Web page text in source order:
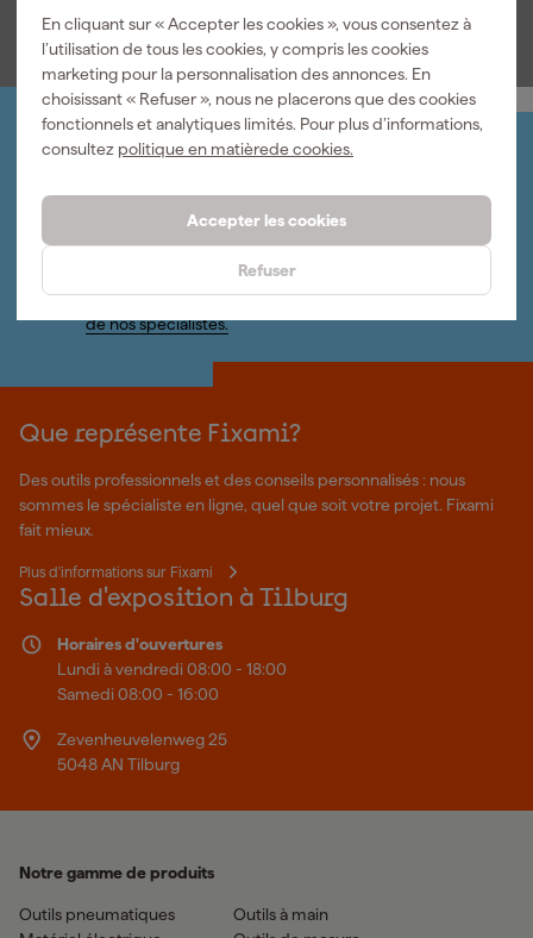
En cliquant sur « Accepter les cookies », vous consentez à
l’utilisation de tous les cookies, y compris les cookies
marketing pour la personnalisation des annonces. En
choisissant « Refuser », nous ne placerons que des cookies
fonctionnels et analytiques limités. Pour plus d’informations,
consultez politique en matièrede cookies.
Accepter les cookies
Refuser
TTC TTC TTC
Organisez-le vous-même
factures.
Abonnez-vous à la newsletter hebdomadaire
Nous sommes heureux de vous aider
Nous nous ferons un plaisir de vous aider. Contactez l'un
de nos spécialistes.
Que représente Fixami?
Des outils professionnels et des conseils personnalisés : nous
sommes le spécialiste en ligne, quel que soit votre projet. Fixami
fait mieux.
Plus d'informations sur Fixami
Salle d'exposition à Tilburg
Horaires d'ouvertures
Lundi à vendredi 08:00 - 18:00
Samedi 08:00 - 16:00
Zevenheuvelenweg 25
5048 AN Tilburg
Notre gamme de produits
Outils pneumatiques
Outils à main